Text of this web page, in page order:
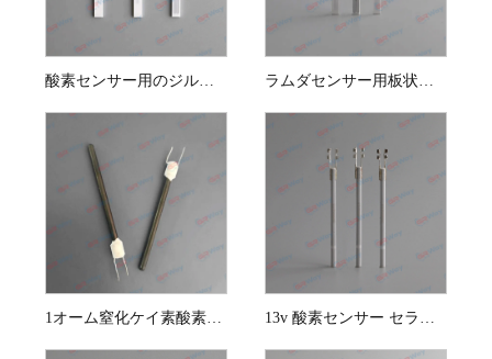
酸素センサー用のジルコニアプレートヒーターチップ ラムダセンサー用板状ヒーター
1オーム窒化ケイ素酸素センサーセラミック発熱体 13v 酸素センサー セラミック発熱体